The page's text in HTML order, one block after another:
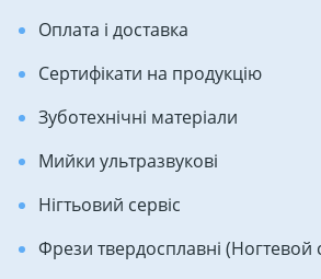
Оплата і доставка
Сертифікати на продукцію
Зуботехнічні матеріали
Мийки ультразвукові
Нігтьовий сервіс
Фрези твердосплавні (Ногтевой